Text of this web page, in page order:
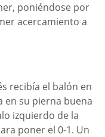
poniéndose por
acercamiento a
recibía el balón en
en su pierna buena
izquierdo de la
poner el 0-1. Un